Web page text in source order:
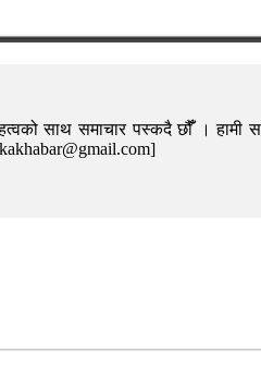
साथ समाचार पस्कदै छौँँ । हामी